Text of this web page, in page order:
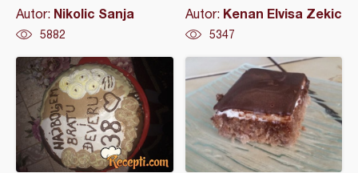
Autor: Nikolic Sanja
5882
Autor: Kenan Elvisa Zekic
5347